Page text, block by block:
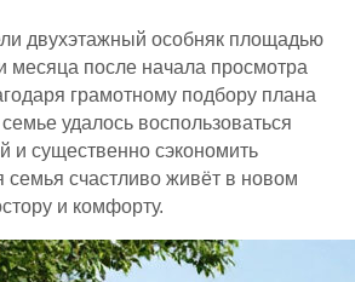
двухэтажный особняк площадью
месяца после начала просмотра
грамотному подбору плана
удалось воспользоваться
и существенно сэкономить
семья счастливо живёт в новом
и комфорту.